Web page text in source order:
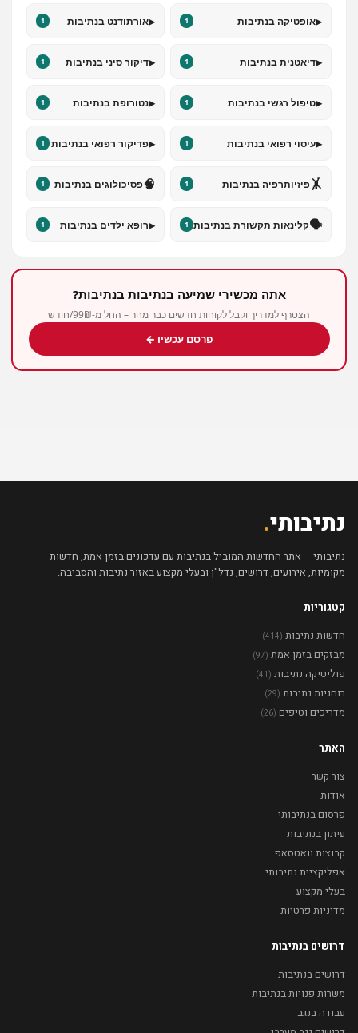
▸אופטיקה בנתיבות 1
▸אורתודנט בנתיבות 1
▸דיאטנית בנתיבות 1
▸דיקור סיני בנתיבות 1
▸טיפול רגשי בנתיבות 1
▸נטורופת בנתיבות 1
▸עיסוי רפואי בנתיבות 1
▸פדיקור רפואי בנתיבות 1
🤸פיזיותרפיה בנתיבות 1
🧠פסיכולוגים בנתיבות 1
🗣️קלינאות תקשורת בנתיבות 1
▸רופא ילדים בנתיבות 1
אתה מכשירי שמיעה בנתיבות בנתיבות?
הצטרף למדריך וקבל לקוחות חדשים כבר מחר – החל מ-99₪/חודש
פרסם עכשיו ←
נתיבותי.
נתיבותי – אתר החדשות המוביל בנתיבות עם עדכונים בזמן אמת, חדשות
מקומיות, אירועים, דרושים, נדל"ן ובעלי מקצוע באזור נתיבות והסביבה.
קטגוריות
חדשות נתיבות (414)
מבזקים בזמן אמת (97)
פוליטיקה נתיבות (41)
רוחניות נתיבות (29)
מדריכים וטיפים (26)
האתר
צור קשר
אודות
פרסום בנתיבותי
עיתון בנתיבות
קבוצות וואטסאפ
אפליקציית נתיבותי
בעלי מקצוע
מדיניות פרטיות
דרושים בנתיבות
דרושים בנתיבות
משרות פנויות בנתיבות
עבודה בנגב